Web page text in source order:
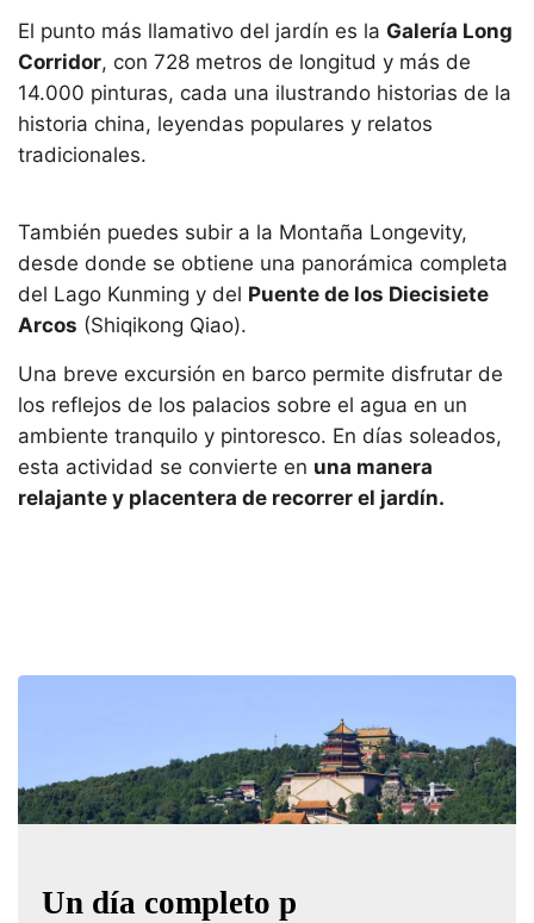
El punto más llamativo del jardín es la Galería Long
Corridor, con 728 metros de longitud y más de
14.000 pinturas, cada una ilustrando historias de la
historia china, leyendas populares y relatos
tradicionales.
También puedes subir a la Montaña Longevity,
desde donde se obtiene una panorámica completa
del Lago Kunming y del Puente de los Diecisiete
Arcos (Shiqikong Qiao).
Una breve excursión en barco permite disfrutar de
los reflejos de los palacios sobre el agua en un
ambiente tranquilo y pintoresco. En días soleados,
esta actividad se convierte en una manera
relajante y placentera de recorrer el jardín.
Un día completo p